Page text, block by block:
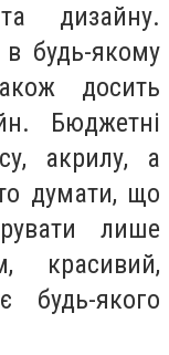
дизайну.
будь-якому
досить
Бюджетні
акрилу, а
думати, що
лише
красивий,
будь-якого